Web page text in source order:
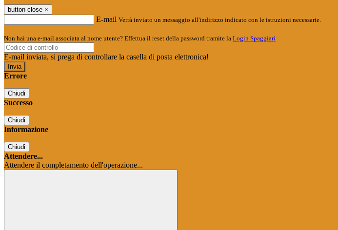
button close ×
E-mail Verrà inviato un messaggio all'indirizzo indicato con le istruzioni necessarie.
Non hai una e-mail associata al nome utente? Effettua il reset della password tramite la Login Spaggiari
E-mail inviata, si prega di controllare la casella di posta elettronica!
Errore
Chiudi
Successo
Chiudi
Informazione
Chiudi
Attendere...
Attendere il completamento dell'operazione...